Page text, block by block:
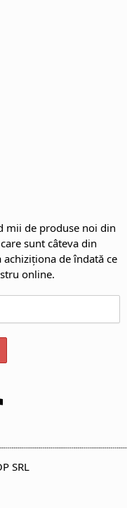
mii de produse noi din
sunt câteva din
de îndată ce
online.
SRL